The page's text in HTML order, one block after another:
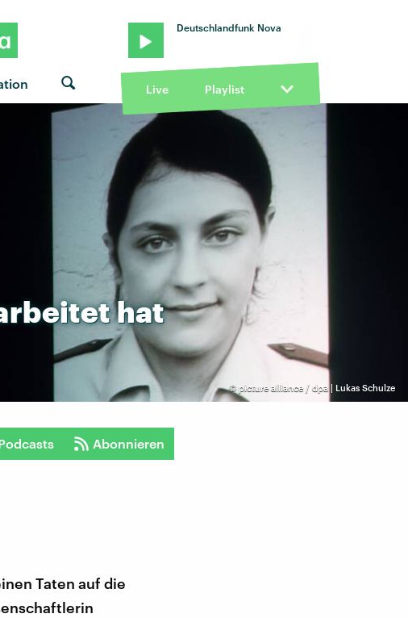
Deutschlandfunk Nova
Live Playlist
© picture alliance / dpa | Lukas Schulze
hat
Abonnieren
Taten auf die